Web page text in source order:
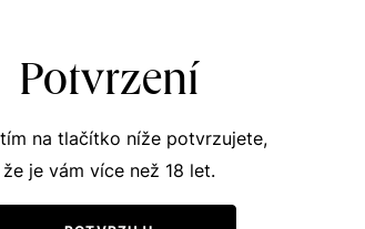
Potvrzení
na tlačítko níže potvrzujete,
že je vám více než 18 let.